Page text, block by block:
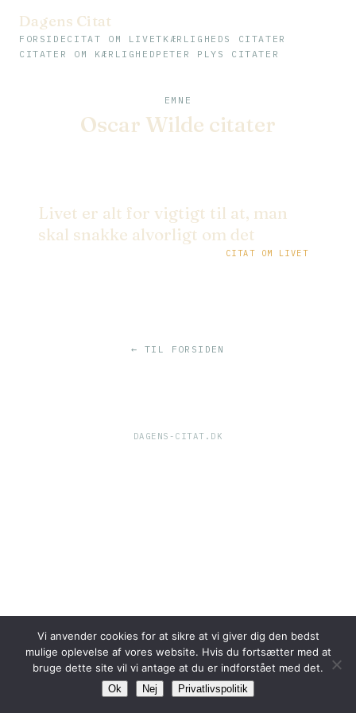
Dagens Citat
FORSIDE CITAT OM LIVET KÆRLIGHEDS CITATER
CITATER OM KÆRLIGHED PETER PLYS CITATER
EMNE
Oscar Wilde citater
Livet er alt for vigtigt til at, man
skal snakke alvorligt om det
CITAT OM LIVET
← TIL FORSIDEN
DAGENS-CITAT.DK
Vi anvender cookies for at sikre at vi giver dig den bedst
mulige oplevelse af vores website. Hvis du fortsætter med at
bruge dette site vil vi antage at du er indforstået med det.
Ok Nej Privatlivspolitik